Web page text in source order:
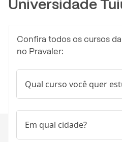
Universidade
Confira todos os cursos
no Pravaler:
Qual curso você quer
Em qual cidade?